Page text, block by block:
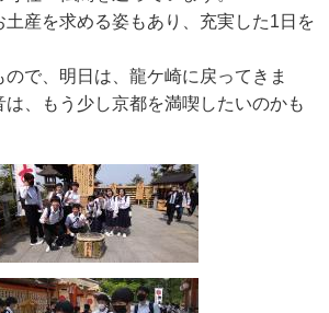
土産を求める姿もあり、充実した1日を
で、明日は、龍ケ崎に戻ってきま
、もう少し京都を満喫したいのかも